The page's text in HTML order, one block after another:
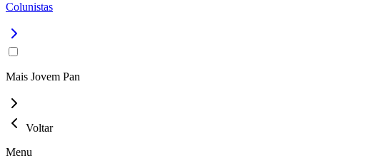
Colunistas
Mais Jovem Pan
Voltar
Menu